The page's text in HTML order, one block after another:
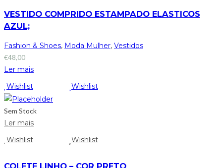
VESTIDO COMPRIDO ESTAMPADO ELASTICOS
AZUL;
Fashion & Shoes, Moda Mulher, Vestidos
€48,00
Ler mais
Wishlist
Wishlist
Sem Stock
Ler mais
Wishlist
Wishlist